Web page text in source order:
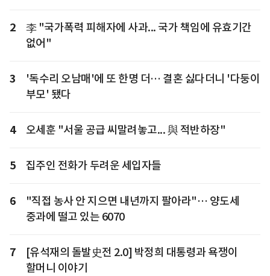
2
李 "국가폭력 피해자에 사과... 국가 책임에 유효기간
없어"
3
'독수리 오남매'에 또 한명 더… 결혼 싫다더니 '다둥이
부모' 됐다
4 오세훈 "서울 공급 씨말려놓고... 與 적반하장"
5 집주인 전화가 두려운 세입자들
6
"직접 농사 안 지으면 내년까지 팔아라"… 양도세
중과에 떨고 있는 6070
7
[유석재의 돌발史전 2.0] 박정희 대통령과 욕쟁이
할머니 이야기